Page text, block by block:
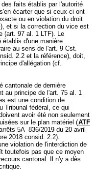
faits établis par l'autorité
écarter que si ceux-ci ont
ou en violation du droit
), et si la correction du vice est
(art. 97 al. 1 LTF). Le
d'une manière
au sens de l'art. 9 Cst.
2.2 et la référence), doit,
d'allégation (cf.
cantonale de dernière
au principe de l'art. 75 al. 1
est une condition de
Tribunal fédéral, ce qui
avoir été non seulement
sur le plan matériel (ATF
5A_836/2019 du 20 avril
2018 consid. 2.2).
violation de l'interdiction de
toutefois pas que ce moyen
cantonal. Il n'y a dès